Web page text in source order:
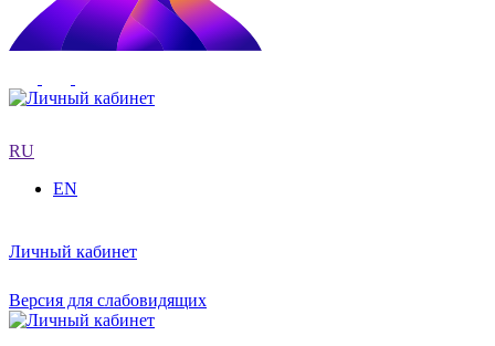
RU
EN
Личный кабинет
Версия для слабовидящих